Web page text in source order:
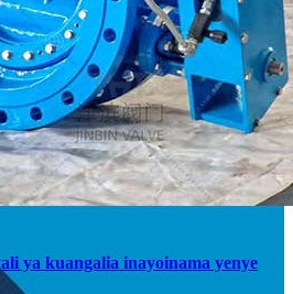
ya kuangalia inayoinama yenye